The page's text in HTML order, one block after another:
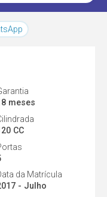
meses
CC
da Matrícula
- Julho